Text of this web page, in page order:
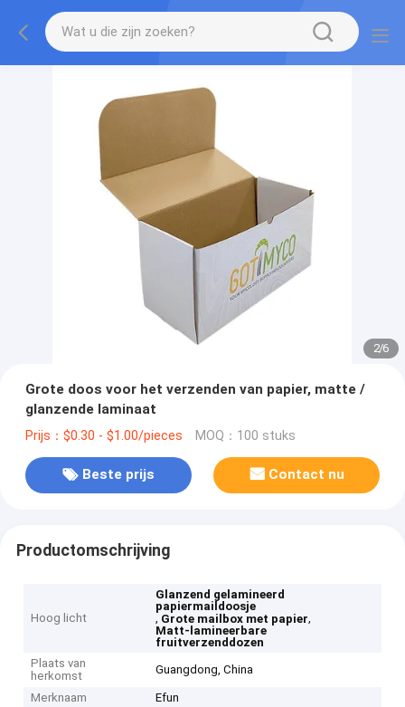
2/6
Grote doos voor het verzenden van papier, matte /
glanzende laminaat
Prijs：$0.30 - $1.00/pieces MOQ：100 stuks
Beste prijs Contact nu
Productomschrijving
Hoog licht
Glanzend gelamineerd
papiermaildoosje
, Grote mailbox met papier,
Matt-lamineerbare
fruitverzenddozen
Plaats van
herkomst
Guangdong, China
Merknaam
Efun